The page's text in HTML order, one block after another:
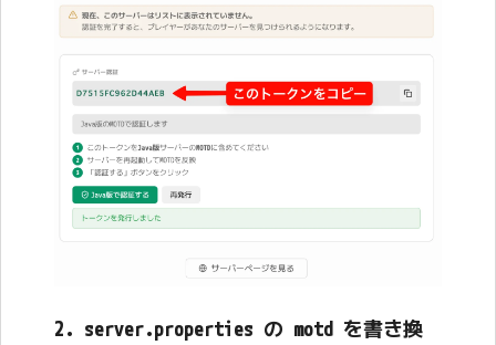
2. server.properties の motd を書き換